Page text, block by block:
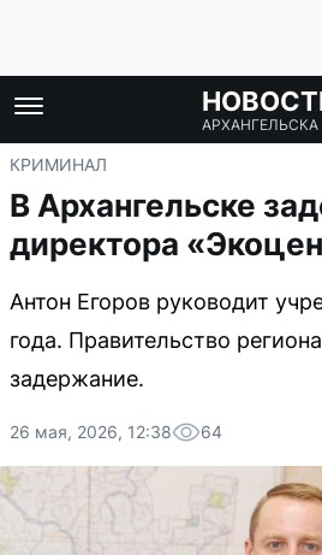
АРХАНГЕЛЬСКА
КРИМИНАЛ
В Архангельске
директора
Антон Егоров руководит
года. Правительство
задержание.
26 мая, 2026, 12:38 64